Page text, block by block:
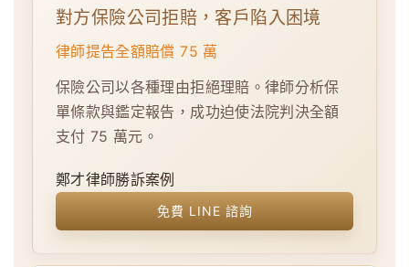
對方保險公司拒賠，客戶陷入困境
律師提告全額賠償 75 萬
保險公司以各種理由拒絕理賠。律師分析保
單條款與鑑定報告，成功迫使法院判決全額
支付 75 萬元。
鄭才律師勝訴案例
免費 LINE 諮詢